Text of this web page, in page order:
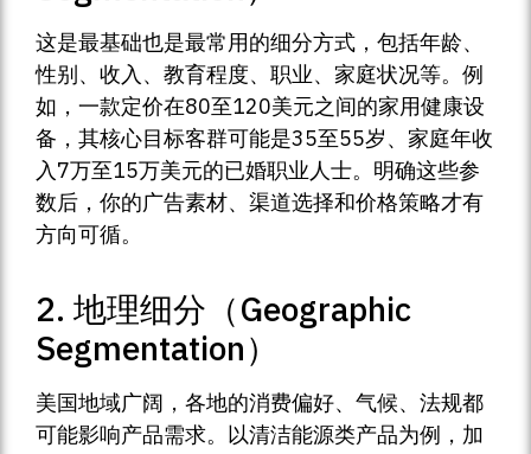
这是最基础也是最常用的细分方式，包括年龄、
性别、收入、教育程度、职业、家庭状况等。例
如，一款定价在80至120美元之间的家用健康设
备，其核心目标客群可能是35至55岁、家庭年收
入7万至15万美元的已婚职业人士。明确这些参
数后，你的广告素材、渠道选择和价格策略才有
方向可循。
2. 地理细分（Geographic
Segmentation）
美国地域广阔，各地的消费偏好、气候、法规都
可能影响产品需求。以清洁能源类产品为例，加